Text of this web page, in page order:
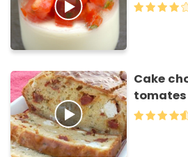
Cake
tomates